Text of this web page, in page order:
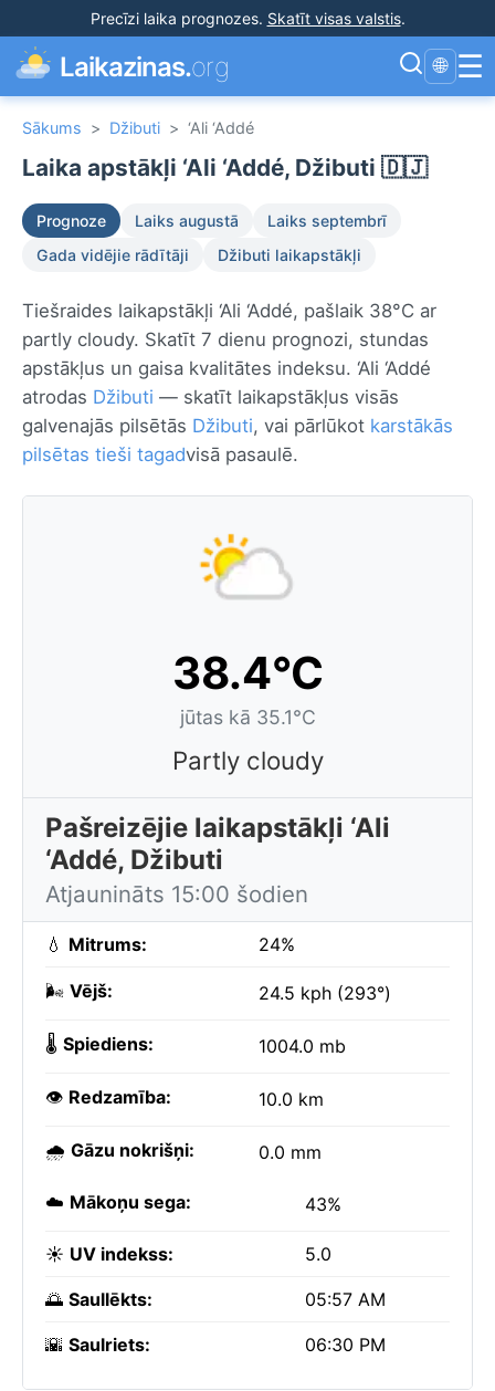
Precīzi laika prognozes. Skatīt visas valstis.
Laikazinas.org 🌐 ☰
Sākums > Džibuti > ‘Ali ‘Addé
Laika apstākļi ‘Ali ‘Addé, Džibuti 🇩🇯
Prognoze Laiks augustā
Laiks septembrī
Gada vidējie rādītāji
Džibuti laikapstākļi
Tiešraides laikapstākļi ‘Ali ‘Addé, pašlaik 38°C ar
partly cloudy. Skatīt 7 dienu prognozi, stundas
apstākļus un gaisa kvalitātes indeksu. ‘Ali ‘Addé
atrodas Džibuti — skatīt laikapstākļus visās
galvenajās pilsētās Džibuti, vai pārlūkot karstākās
pilsētas tieši tagadvisā pasaulē.
38.4°C
jūtas kā 35.1°C
Partly cloudy
Pašreizējie laikapstākļi ‘Ali
‘Addé, Džibuti
Atjaunināts 15:00 šodien
💧 Mitrums: 24%
🌬️ Vējš: 24.5 kph (293°)
🌡️ Spiediens: 1004.0 mb
👁️ Redzamība: 10.0 km
🌧️ Gāzu nokrišņi: 0.0 mm
☁️ Mākoņu sega: 43%
☀️ UV indekss: 5.0
🌅 Saullēkts: 05:57 AM
🌇 Saulriets: 06:30 PM